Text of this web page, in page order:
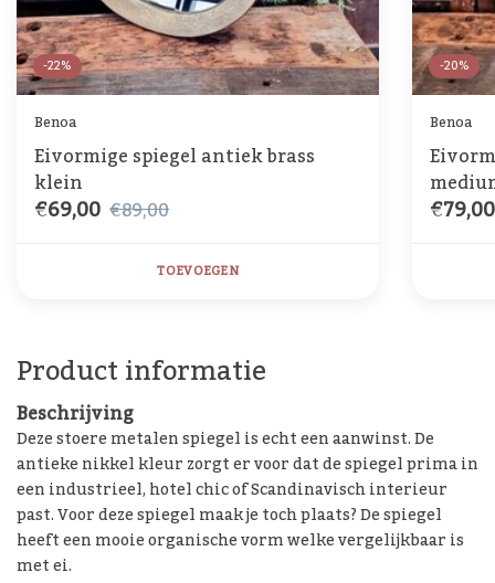
-22%
Benoa
Eivormige spiegel antiek brass
klein
€69,00 €89,00
TOEVOEGEN
-20%
Benoa
€79,00
Product informatie
Beschrijving
Deze stoere metalen spiegel is echt een aanwinst. De
antieke nikkel kleur zorgt er voor dat de spiegel prima in
een industrieel, hotel chic of Scandinavisch interieur
past. Voor deze spiegel maak je toch plaats? De spiegel
heeft een mooie organische vorm welke vergelijkbaar is
met ei.